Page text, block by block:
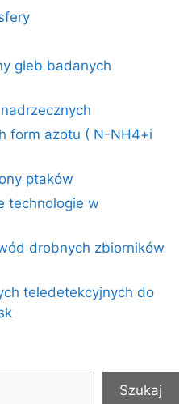
gleb badanych
form azotu ( N-NH4+i
ptaków
technologie w
drobnych zbiorników
teledetekcyjnych do
Szukaj